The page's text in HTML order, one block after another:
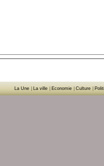
La Une La ville Economie Culture